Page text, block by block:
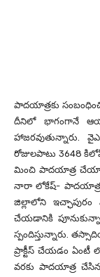
పాదయాత్రకు
దీనిలో భాగంగానే
హాజరవుతున్నారు.
రోజులపాటు 3648
మించి పాదయాత్ర
నారా లోకేష్- పాదయాత్రకు
జిల్లాలోని
చేయడానికి
స్పందిస్తున్నారు.
ప్రాక్టీస్ చేయడం ఏంటీ
వరకు పాదయాత్ర